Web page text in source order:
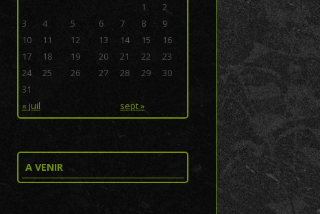
« juil sept »
1
2
3
4 5 6 7 8
9
10
11 12 13 14 15
16
17
18 19 20 21 22
23
24
25 26 27 28 29
30
31
A VENIR